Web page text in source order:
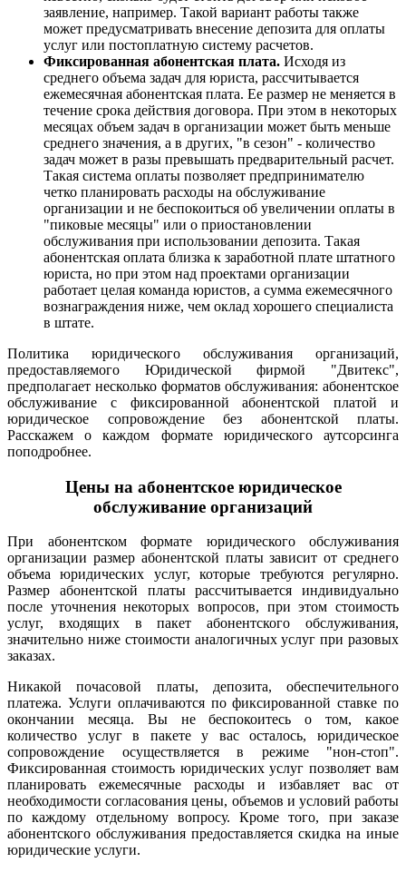
заявление, например. Такой вариант работы также
может предусматривать внесение депозита для оплаты
услуг или постоплатную систему расчетов.
Фиксированная абонентская плата. Исходя из
среднего объема задач для юриста, рассчитывается
ежемесячная абонентская плата. Ее размер не меняется в
течение срока действия договора. При этом в некоторых
месяцах объем задач в организации может быть меньше
среднего значения, а в других, "в сезон" - количество
задач может в разы превышать предварительный расчет.
Такая система оплаты позволяет предпринимателю
четко планировать расходы на обслуживание
организации и не беспокоиться об увеличении оплаты в
"пиковые месяцы" или о приостановлении
обслуживания при использовании депозита. Такая
абонентская оплата близка к заработной плате штатного
юриста, но при этом над проектами организации
работает целая команда юристов, а сумма ежемесячного
вознаграждения ниже, чем оклад хорошего специалиста
в штате.
Политика юридического обслуживания организаций,
предоставляемого Юридической фирмой "Двитекс",
предполагает несколько форматов обслуживания: абонентское
обслуживание с фиксированной абонентской платой и
юридическое сопровождение без абонентской платы.
Расскажем о каждом формате юридического аутсорсинга
поподробнее.
Цены на абонентское юридическое
обслуживание организаций
При абонентском формате юридического обслуживания
организации размер абонентской платы зависит от среднего
объема юридических услуг, которые требуются регулярно.
Размер абонентской платы рассчитывается индивидуально
после уточнения некоторых вопросов, при этом стоимость
услуг, входящих в пакет абонентского обслуживания,
значительно ниже стоимости аналогичных услуг при разовых
заказах.
Никакой почасовой платы, депозита, обеспечительного
платежа. Услуги оплачиваются по фиксированной ставке по
окончании месяца. Вы не беспокоитесь о том, какое
количество услуг в пакете у вас осталось, юридическое
сопровождение осуществляется в режиме "нон-стоп".
Фиксированная стоимость юридических услуг позволяет вам
планировать ежемесячные расходы и избавляет вас от
необходимости согласования цены, объемов и условий работы
по каждому отдельному вопросу. Кроме того, при заказе
абонентского обслуживания предоставляется скидка на иные
юридические услуги.